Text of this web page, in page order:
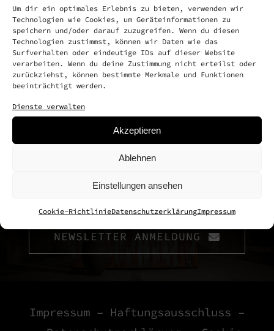
Um dir ein optimales Erlebnis zu bieten, verwenden wir
Technologien wie Cookies, um Geräteinformationen zu
speichern und/oder darauf zuzugreifen. Wenn du diesen
Technologien zustimmst, können wir Daten wie das
Surfverhalten oder eindeutige IDs auf dieser Website
verarbeiten. Wenn du deine Zustimmung nicht erteilst oder
zurückziehst, können bestimmte Merkmale und Funktionen
beeinträchtigt werden.
Dienste verwalten
Akzeptieren
Ablehnen
Einstellungen ansehen
Cookie-RichtlinieDatenschutzerklärungImpressum
Erfolgsgeschichte
Medien-Bereich
Alexander Baumer
Geschäftsführung
NEWSLETTER ANMELDUNG
Impressum – Haftungsausschluss –